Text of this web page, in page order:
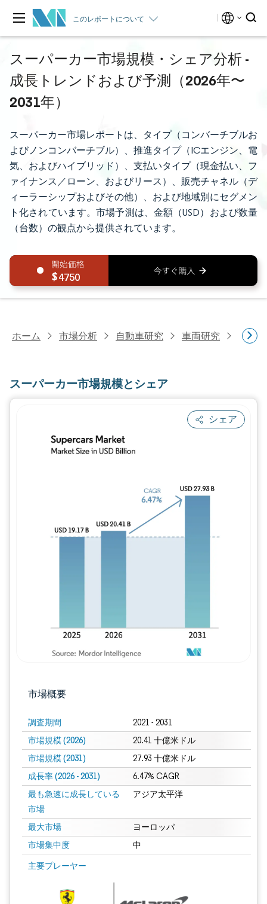
このレポートについて
スーパーカー市場規模・シェア分析 -
成長トレンドおよび予測（2026年〜
2031年）
スーパーカー市場レポートは、タイプ（コンバーチブルお
よびノンコンバーチブル）、推進タイプ（ICエンジン、電
気、およびハイブリッド）、支払いタイプ（現金払い、フ
ァイナンス／ローン、およびリース）、販売チャネル（デ
ィーラーシップおよびその他）、および地域別にセグメン
ト化されています。市場予測は、金額（USD）および数量
（台数）の観点から提供されています。
4750
ホーム 市場分析 自動車研究 車両研究 スー
スーパーカー市場規模とシェア
シェア
市場概要
調査期間 2021 - 2031
市場規模 (2026) 20.41 十億米ドル
市場規模 (2031) 27.93 十億米ドル
成長率 (2026 - 2031) 6.47% CAGR
最も急速に成長している
市場
アジア太平洋
最大市場 ヨーロッパ
市場集中度 中
主要プレーヤー
画像 © Mordor Intelligence。再利用にはCC BY 4.0の表示が必要です。